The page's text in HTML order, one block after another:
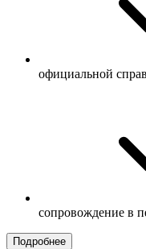
официальной
сопровождение в
Подробнее